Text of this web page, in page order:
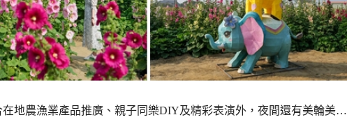
地農漁業產品推廣、親子同樂DIY及精彩表演外，夜間還有美輪美…